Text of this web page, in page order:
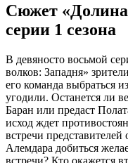
Сюжет «Долина
серии 1 сезона
В девяносто восьмой
волков: Западня»
его команда выбраться
угодили. Останется ли
Баран или предаст
исход ждет
встречи
Алемдара добиться
встречи? Кто окажется